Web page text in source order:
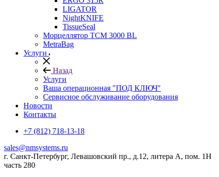
LIGATOR
NightKNIFE
TissueSeal
Морцеллятор ТСМ 3000 BL
MetraBag
Услуги
Назад
Услуги
Ваша операционная "ПОД КЛЮЧ"
Сервисное обслуживание оборудования
Новости
Контакты
+7 (812) 718-13-18
sales@nmsystems.ru
г. Санкт-Петербург, Левашовский пр., д.12, литера А, пом. 1Н
часть 280